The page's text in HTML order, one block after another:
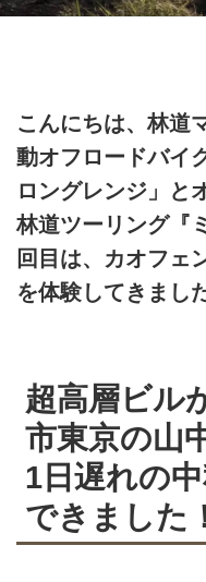
こんにちは、林道
動オフロードバイ
ロングレンジ」と
林道ツーリング『
回目は、カオフェ
を体験してきまし
超高層ビル
市東京の山
1日遅れの
できました